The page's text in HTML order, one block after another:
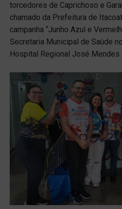
torcedores de Caprichoso e
chamado da Prefeitura de
campanha “Junho Azul e
Secretaria Municipal de Saúde
Hospital Regional José Mendes.